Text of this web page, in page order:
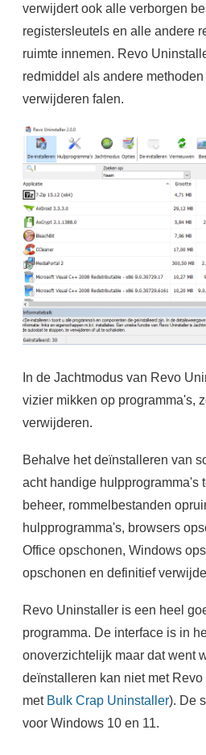
verwijdert ook alle verborgen
registersleutels en alle andere
ruimte innemen. Revo
redmiddel als andere
verwijderen falen.
In de Jachtmodus van Revo
vizier mikken op programma's,
verwijderen.
Behalve het deïnstalleren van
acht handige hulpprogramma's
beheer, rommelbestanden
hulpprogramma's, browsers
Office opschonen, Windows
opschonen en definitief
Revo Uninstaller is een heel
programma. De interface is in
onoverzichtelijk maar dat went
deïnstalleren kan niet met
met Bulk Crap Uninstaller). De
voor Windows 10 en 11.